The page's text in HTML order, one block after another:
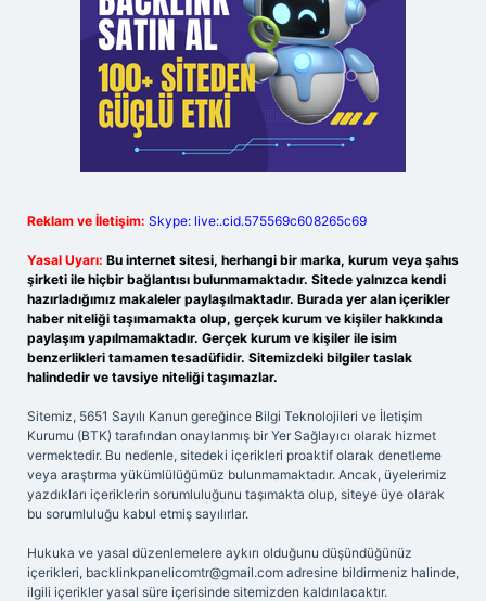
Reklam ve İletişim: Skype: live:.cid.575569c608265c69
Yasal Uyarı: Bu internet sitesi, herhangi bir marka, kurum veya şahıs
şirketi ile hiçbir bağlantısı bulunmamaktadır. Sitede yalnızca kendi
hazırladığımız makaleler paylaşılmaktadır. Burada yer alan içerikler
haber niteliği taşımamakta olup, gerçek kurum ve kişiler hakkında
paylaşım yapılmamaktadır. Gerçek kurum ve kişiler ile isim
benzerlikleri tamamen tesadüfidir. Sitemizdeki bilgiler taslak
halindedir ve tavsiye niteliği taşımazlar.
Sitemiz, 5651 Sayılı Kanun gereğince Bilgi Teknolojileri ve İletişim
Kurumu (BTK) tarafından onaylanmış bir Yer Sağlayıcı olarak hizmet
vermektedir. Bu nedenle, sitedeki içerikleri proaktif olarak denetleme
veya araştırma yükümlülüğümüz bulunmamaktadır. Ancak, üyelerimiz
yazdıkları içeriklerin sorumluluğunu taşımakta olup, siteye üye olarak
bu sorumluluğu kabul etmiş sayılırlar.
Hukuka ve yasal düzenlemelere aykırı olduğunu düşündüğünüz
içerikleri, backlinkpanelicomtr@gmail.com adresine bildirmeniz halinde,
ilgili içerikler yasal süre içerisinde sitemizden kaldırılacaktır.